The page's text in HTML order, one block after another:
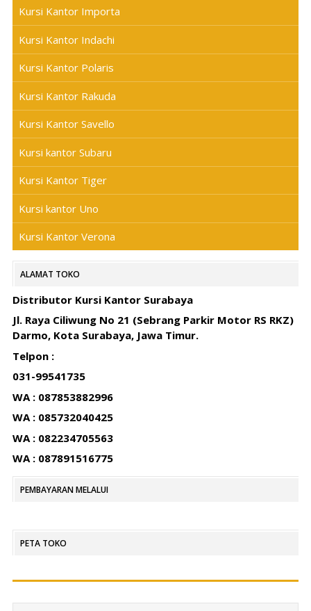
Kursi Kantor Importa
Kursi Kantor Indachi
Kursi Kantor Polaris
Kursi Kantor Rakuda
Kursi Kantor Savello
Kursi kantor Subaru
Kursi Kantor Tiger
Kursi kantor Uno
Kursi Kantor Verona
ALAMAT TOKO
Distributor Kursi Kantor Surabaya
Jl. Raya Ciliwung No 21 (Sebrang Parkir Motor RS RKZ)
Darmo, Kota Surabaya, Jawa Timur.
Telpon :
031-99541735
WA : 087853882996
WA : 085732040425
WA : 082234705563
WA : 087891516775
PEMBAYARAN MELALUI
PETA TOKO